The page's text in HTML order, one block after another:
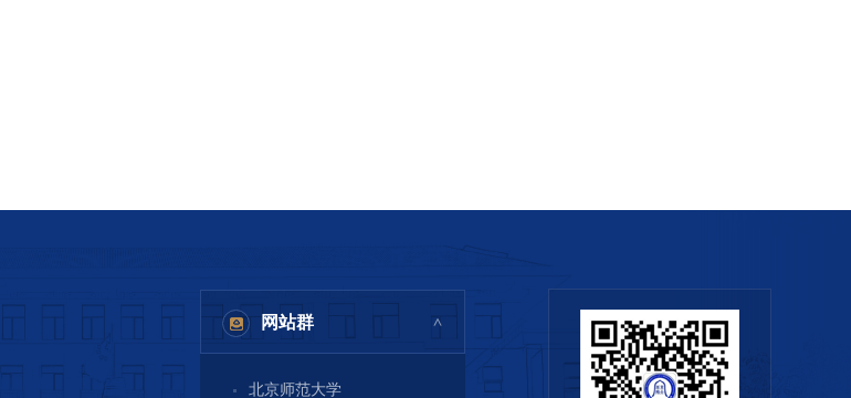
>
网站群
北京师范大学